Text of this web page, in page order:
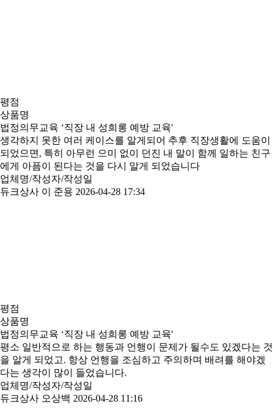
평점
상품명
법정의무교육 ‘직장 내 성희롱 예방 교육'
생각하지 못한 여러 케이스를 알게되어 추후 직장생활에 도움이
되었으면, 특히 아무런 으미 없이 던진 내 말이 함께 일하는 친구
에게 아픔이 된다는 것을 다시 알게 되었습니다
업체명/작성자/작성일
듀크상사 이 준용 2026-04-28 17:34
평점
상품명
법정의무교육 ‘직장 내 성희롱 예방 교육'
평소 일반적으로 하는 행동과 언행이 문제가 될수도 있겠다는 것
을 알게 되었고. 항상 언행을 조심하고 주의하며 배려를 해야겠
다는 생각이 많이 들었습니다.
업체명/작성자/작성일
듀크상사 오상백 2026-04-28 11:16